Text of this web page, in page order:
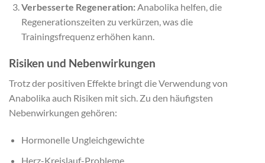
Verbesserte Regeneration:Anabolika helfen, die
Regenerationszeiten zu verkürzen, was die
Trainingsfrequenz erhöhen kann.
Risiken und Nebenwirkungen
Trotz der positiven Effekte bringt die Verwendung von
Anabolika auch Risiken mit sich. Zu den häufigsten
Nebenwirkungen gehören:
Hormonelle Ungleichgewichte
Herz-Kreislauf-Probleme